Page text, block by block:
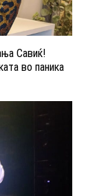
Савиќ!
во паника